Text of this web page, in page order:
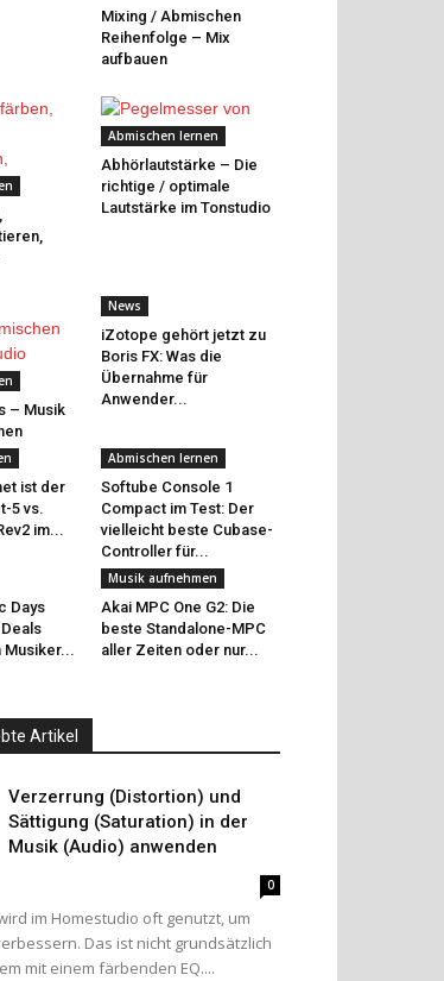
Mixing / Abmischen
Reihenfolge – Mix
aufbauen
Abmischen lernen
Abhörlautstärke – Die
richtige / optimale
Lautstärke im Tonstudio
– Musik
News
iZotope gehört jetzt zu
Boris FX: Was die
Übernahme für
Anwender...
ist der
5 vs.
im...
Abmischen lernen
Softube Console 1
Compact im Test: Der
vielleicht beste Cubase-
Controller für...
Days
Musiker...
Musik aufnehmen
Akai MPC One G2: Die
beste Standalone-MPC
aller Zeiten oder nur...
Artikel
Verzerrung (Distortion) und
Sättigung (Saturation) in der
Musik (Audio) anwenden
0
im Homestudio oft genutzt, um
Das ist nicht grundsätzlich
mit einem färbenden EQ....